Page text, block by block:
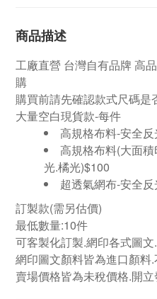
商品描述
工廠直營 台灣自有品牌 高
購
購買前請先確認款式尺碼是
大量空白現貨款-每件
高規格布料-安全
高規格布料(大面
光.橘光)$100
超透氣網布-安全
訂製款(需另估價)
最低數量:10件
可客製化訂製.網印各式圖
網印圖文顏料皆為進口顏料
賣場價格皆為未稅價格.開